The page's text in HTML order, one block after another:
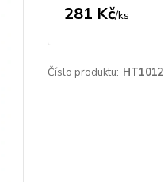
281 Kč/ks
Číslo produktu: HT1012